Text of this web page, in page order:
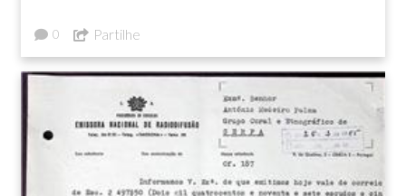
0 Partilhe